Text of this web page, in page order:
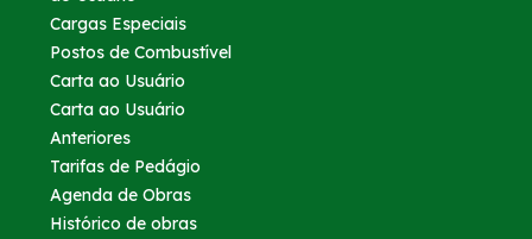
RDT – Recurso de Desenvolvimento Tecnológico
Compromisso de Regularização Ambiental
Política de Sustentabilidade
Cargas Especiais
Postos de Combustível
Carta ao Usuário
Carta ao Usuário
Anteriores
Tarifas de Pedágio
Agenda de Obras
Histórico de obras